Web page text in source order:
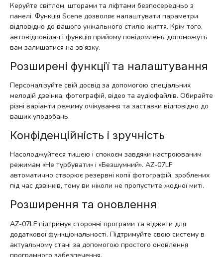
Керуйте світлом, шторами та ліфтами безпосередньо з
панелі. Функція Scene дозволяє налаштувати параметри
відповідно до вашого унікального стилю життя. Крім того,
автовідповідач і функція прийому повідомлень допоможуть
вам залишатися на зв’язку.
Розширені функції та налаштування
Персоналізуйте свій досвід за допомогою спеціальних
мелодій дзвінка, фотографій, відео та аудіофайлів. Обирайте
різні варіанти режиму очікування та заставки відповідно до
ваших уподобань.
Конфіденційність і зручність
Насолоджуйтеся тишею і спокоєм завдяки настроюваним
режимам «Не турбувати» і «Безшумний». AZ-07LF
автоматично створює резервні копії фотографій, зроблених
під час дзвінків, тому ви ніколи не пропустите жодної миті.
Розширення та оновлення
AZ-07LF підтримує сторонні програми та віджети для
додаткової функціональності. Підтримуйте свою систему в
актуальному стані за допомогою простого оновлення